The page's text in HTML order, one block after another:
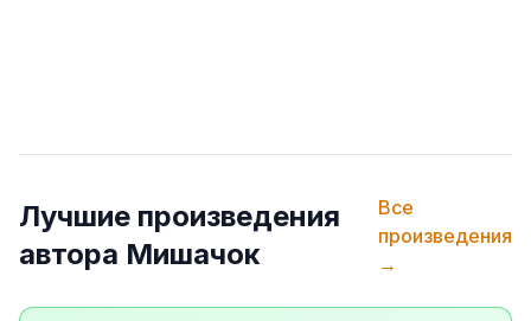
Лучшие произведения
автора Мишачок
Все
произведения
→